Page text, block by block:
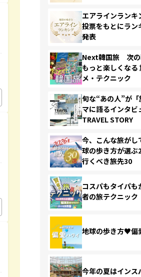
エアラインラン
投票をもとにラン
発表
Next韓国旅 次の
もっと楽しくなる
メ・テクニック
旬な“あの人”が「
マに語るインタビ
TRAVEL STORY
今、こんな旅がし
球の歩き方が選ぶ
行くべき旅先30
コスパもタイパも
者の旅テクニック
地球の歩き方♥偏
今年の夏はインス